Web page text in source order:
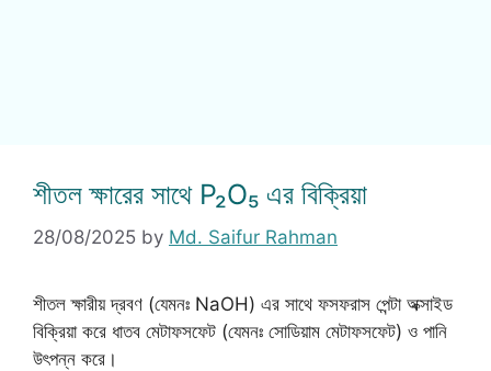
শীতল ক্ষারের সাথে P₂O₅ এর বিক্রিয়া
28/08/2025 by Md. Saifur Rahman
শীতল ক্ষারীয় দ্রবণ (যেমনঃ NaOH) এর সাথে ফসফরাস পেন্টা অক্সাইড
বিক্রিয়া করে ধাতব মেটাফসফেট (যেমনঃ সোডিয়াম মেটাফসফেট) ও পানি
উৎপন্ন করে।